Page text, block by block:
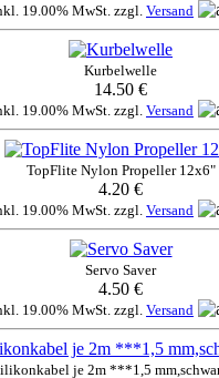
19.00% MwSt. zzgl. Versand
Kurbelwelle
14.50 €
19.00% MwSt. zzgl. Versand
TopFlite Nylon Propeller 12x6"
4.20 €
19.00% MwSt. zzgl. Versand
Servo Saver
4.50 €
19.00% MwSt. zzgl. Versand
je 2m ***1,5